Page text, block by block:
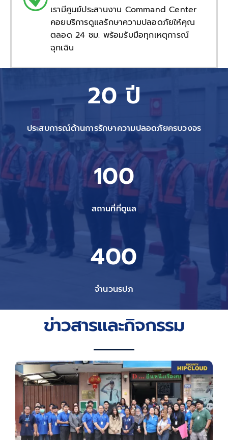
เรามีศูนย์ประสานงาน Command Center
คอยบริการดูแลรักษาความปลอดภัยให้คุณ
ตลอด 24 ชม. พร้อมรับมือทุกเหตุการณ์
ฉุกเฉิน
20 ปี
ประสบการณ์ด้านการรักษาความปลอดภัยครบวงจร
100
สถานที่ที่ดูแล
400
จำนวนรปภ
ข่าวสารและกิจกรรม